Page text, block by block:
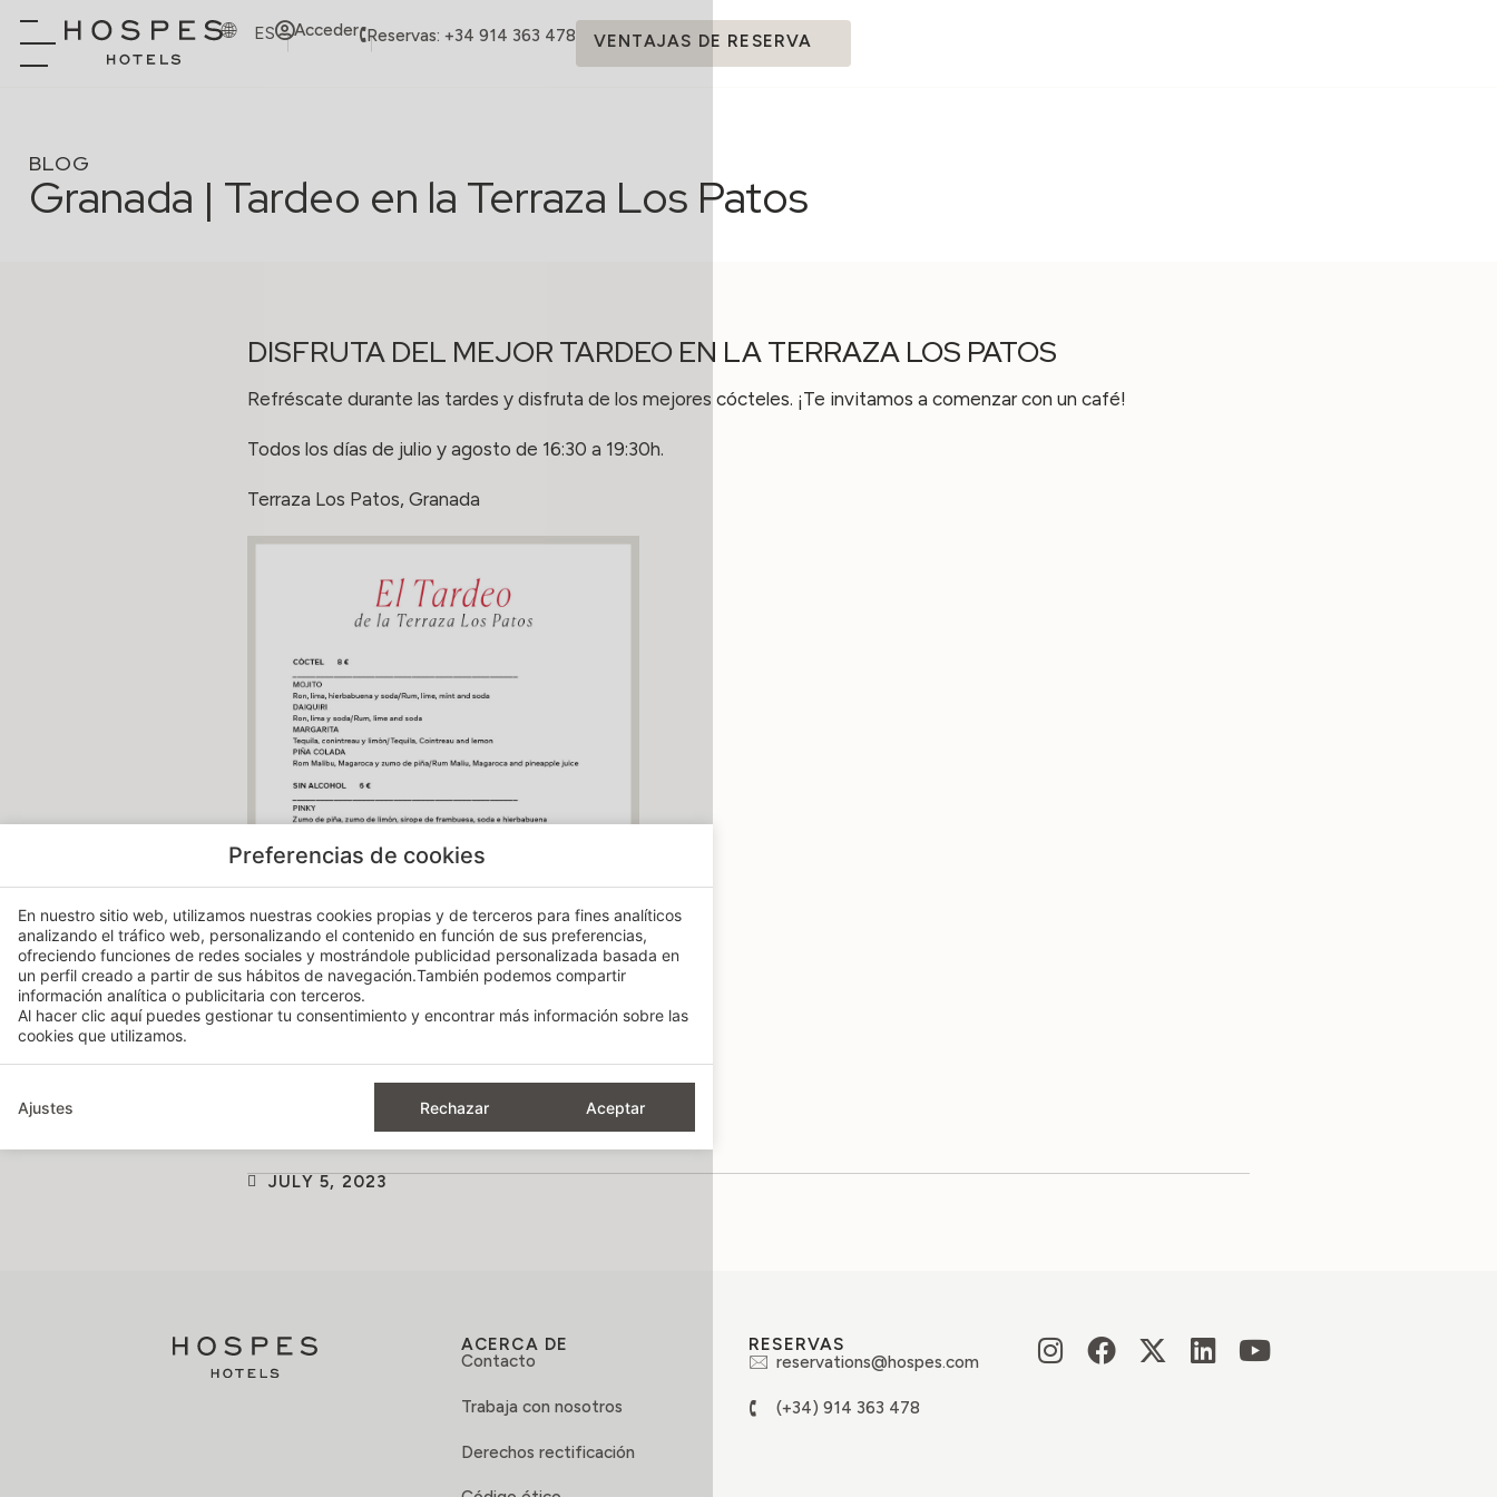
ES Acceder Reservas: +34 914 363 478 VENTAJAS DE RESERVA
BLOG
Granada | Tardeo en la Terraza Los Patos
DISFRUTA DEL MEJOR TARDEO EN LA TERRAZA LOS PATOS
Refréscate durante las tardes y disfruta de los mejores cócteles. ¡Te invitamos a comenzar con un café!
Todos los días de julio y agosto de 16:30 a 19:30h.
Terraza Los Patos, Granada
JULY 5, 2023
ACERCA DE
Contacto
Trabaja con nosotros
Derechos rectificación
RESERVAS
reservations@hospes.com
(+34) 914 363 478
Preferencias de cookies
En nuestro sitio web, utilizamos nuestras cookies propias y de terceros para fines analíticos
analizando el tráfico web, personalizando el contenido en función de sus preferencias,
ofreciendo funciones de redes sociales y mostrándole publicidad personalizada basada en
un perfil creado a partir de sus hábitos de navegación.También podemos compartir
información analítica o publicitaria con terceros.
Al hacer clic aquípuedes gestionar tu consentimiento y encontrar más información sobre las
cookies que utilizamos.
Ajustes Rechazar Aceptar